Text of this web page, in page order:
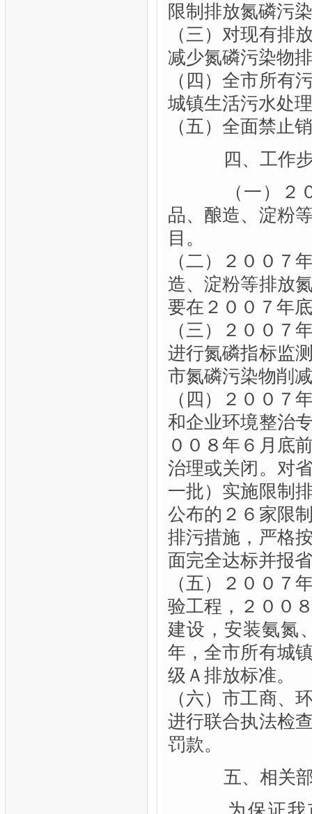
限制排放氮磷污
（三）对现有排
减少氮磷污染物
（四）全市所有
城镇生活污水处
（五）全面禁止
四、工作步
（一）２０
品、酿造、淀粉
目。
（二）２００７
造、淀粉等排放
要在２００７年
（三）２００７
进行氮磷指标监
市氮磷污染物削
（四）２００７
和企业环境整治
００８年６月底
治理或关闭。对
一批）实施限制
公布的２６家限
排污措施，严格
面完全达标并报
（五）２００７
验工程，２００
建设，安装氨氮
年，全市所有城
级Ａ排放标准。
（六）市工商、
进行联合执法检
罚款。
五、相关部
为保证我市